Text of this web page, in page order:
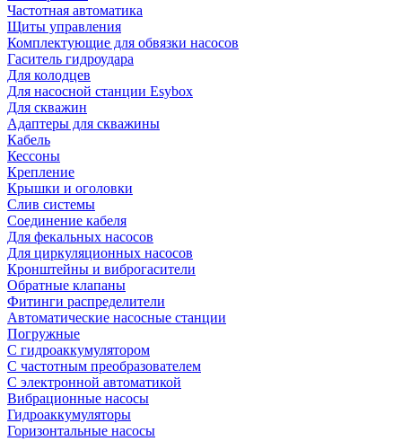
Частотная автоматика
Щиты управления
Комплектующие для обвязки насосов
Гаситель гидроудара
Для колодцев
Для насосной станции Esybox
Для скважин
Адаптеры для скважины
Кабель
Кессоны
Крепление
Крышки и оголовки
Слив системы
Соединение кабеля
Для фекальных насосов
Для циркуляционных насосов
Кронштейны и виброгасители
Обратные клапаны
Фитинги распределители
Автоматические насосные станции
Погружные
С гидроаккумулятором
С частотным преобразователем
С электронной автоматикой
Вибрационные насосы
Гидроаккумуляторы
Горизонтальные насосы